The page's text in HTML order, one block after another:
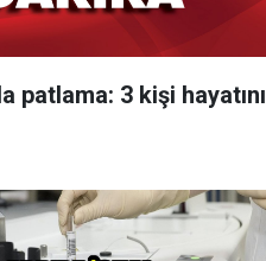
patlama: 3 kişi hayatını